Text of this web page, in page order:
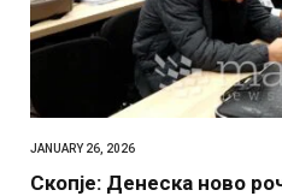
JANUARY 26, 2026
Скопје: Денеска ново